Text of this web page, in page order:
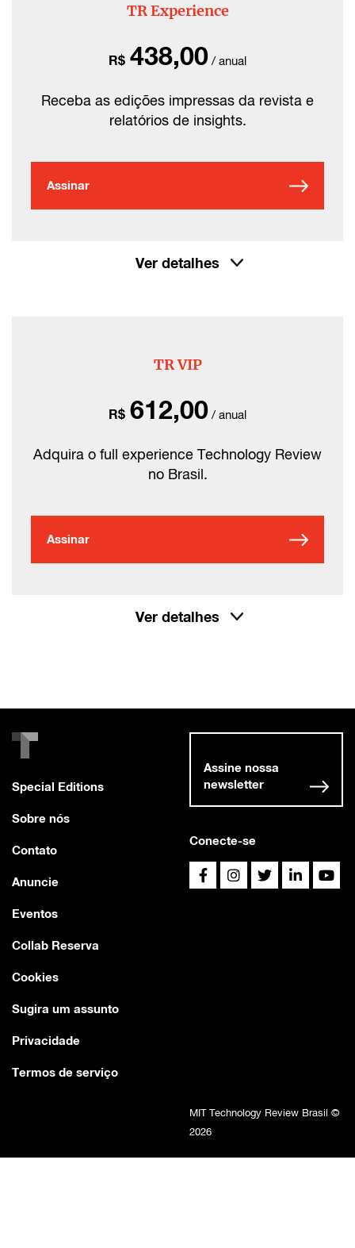
TR Experience
R$ 438,00 / anual
Receba as edições impressas da revista e
relatórios de insights.
Assinar
Ver detalhes
TR VIP
R$ 612,00 / anual
Adquira o full experience Technology Review
no Brasil.
Assinar
Ver detalhes
Special Editions
Sobre nós
Contato
Anuncie
Eventos
Collab Reserva
Cookies
Sugira um assunto
Privacidade
Termos de serviço
Conecte-se
Assine nossa
newsletter
MIT Technology Review Brasil ©
2026